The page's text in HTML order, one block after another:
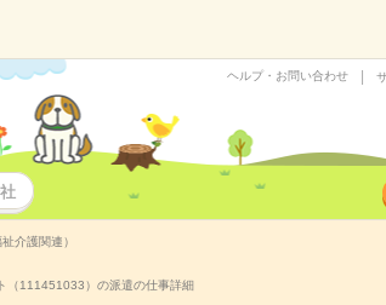
ヘルプ・お問い合わせ
介護関連）
（111451033）の派遣の仕事詳細